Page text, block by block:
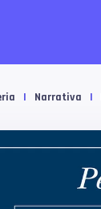
| Narrativa |